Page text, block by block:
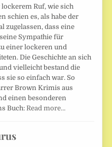
Ruf, wie sich
schien es, als habe der
zugelassen, dass eine
Sympathie für
einer lockeren und
Die Geschichte an sich
vielleicht bestand die
sie so einfach war. So
Brown Krimis aus
einen besonderen
Buch:Read more…